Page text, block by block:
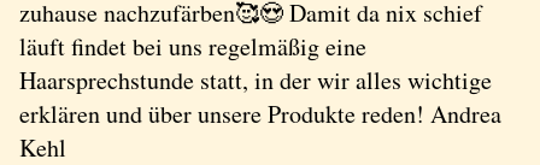
zuhause nachzufärben🥰😍 Damit da nix schief
läuft findet bei uns regelmäßig eine
Haarsprechstunde statt, in der wir alles wichtige
erklären und über unsere Produkte reden! Andrea
Kehl